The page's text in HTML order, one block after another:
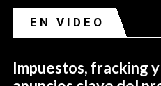
EN VIDEO
Impuestos, fracking